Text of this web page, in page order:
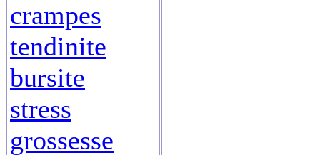
crampes
tendinite
bursite
stress
grossesse